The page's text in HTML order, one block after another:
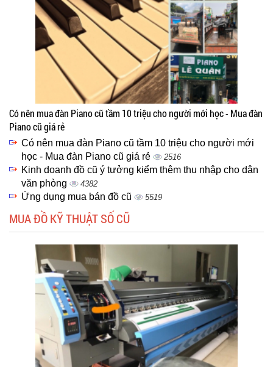
Có nên mua đàn Piano cũ tầm 10 triệu cho người mới học - Mua đàn
Piano cũ giá rẻ
Có nên mua đàn Piano cũ tầm 10 triệu cho người mới
học - Mua đàn Piano cũ giá rẻ
2516
Kinh doanh đồ cũ ý tưởng kiểm thêm thu nhập cho dân
văn phòng
4382
Ứng dụng mua bán đồ cũ 5519
MUA ĐỒ KỸ THUẬT SỐ CŨ